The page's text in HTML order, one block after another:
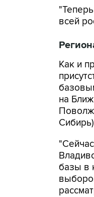
всей
Как и
на
базы в